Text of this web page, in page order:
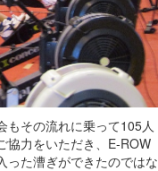
もその流れに乗って105人
協力をいただき、E-ROW
った漕ぎができたのではな